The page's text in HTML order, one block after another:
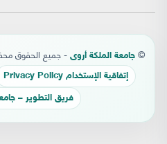
© جامعة الملكة أروى - جميع الحقوق محفوظة
إتفاقية الإستخدام Privacy Policy
فريق التطوير –